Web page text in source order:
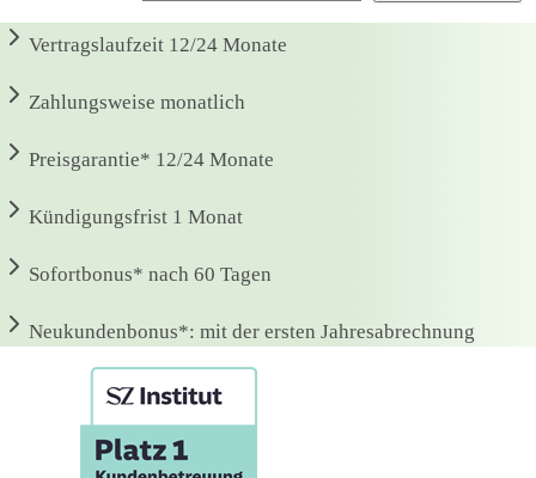
Vertragslaufzeit 12/24 Monate
Zahlungsweise monatlich
Preisgarantie* 12/24 Monate
Kündigungsfrist 1 Monat
Sofortbonus* nach 60 Tagen
Neukundenbonus*: mit der ersten Jahresabrechnung